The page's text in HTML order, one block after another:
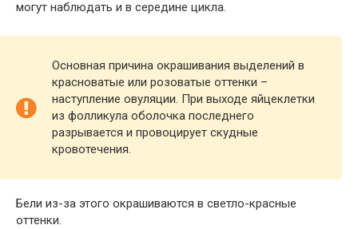
могут наблюдать и в середине цикла.
Основная причина окрашивания выделений в
красноватые или розоватые оттенки –
наступление овуляции. При выходе яйцеклетки
из фолликула оболочка последнего
разрывается и провоцирует скудные
кровотечения.
Бели из-за этого окрашиваются в светло-красные
оттенки.